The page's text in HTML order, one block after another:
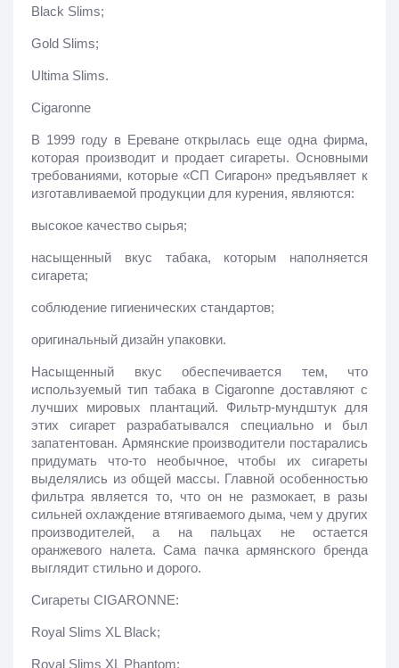
Black Slims;
Gold Slims;
Ultima Slims.
Cigaronne
В 1999 году в Ереване открылась еще одна фирма,
которая производит и продает сигареты. Основными
требованиями, которые «СП Сигарон» предъявляет к
изготавливаемой продукции для курения, являются:
высокое качество сырья;
насыщенный вкус табака, которым наполняется
сигарета;
соблюдение гигиенических стандартов;
оригинальный дизайн упаковки.
Насыщенный вкус обеспечивается тем, что
используемый тип табака в Cigaronne доставляют с
лучших мировых плантаций. Фильтр-мундштук для
этих сигарет разрабатывался специально и был
запатентован. Армянские производители постарались
придумать что-то необычное, чтобы их сигареты
выделялись из общей массы. Главной особенностью
фильтра является то, что он не размокает, в разы
сильней охлаждение втягиваемого дыма, чем у других
производителей, а на пальцах не остается
оранжевого налета. Сама пачка армянского бренда
выглядит стильно и дорого.
Сигареты CIGARONNE:
Royal Slims XL Black;
Royal Slims XL Phantom;